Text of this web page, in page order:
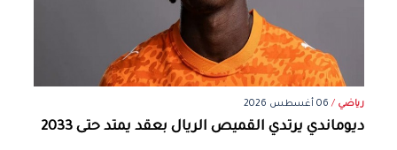
رياضي / 06 أغسطس 2026
ديوماندي يرتدي القميص الريال بعقد يمتد حتى 2033